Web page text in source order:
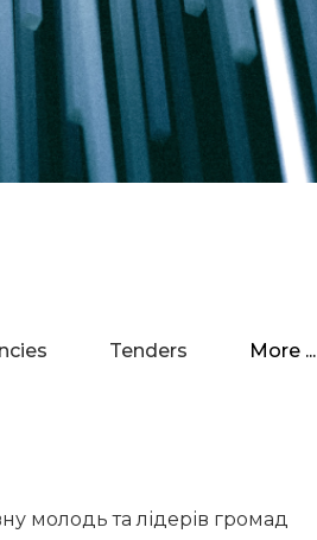
Tenders More ...
молодь та лідерів громад